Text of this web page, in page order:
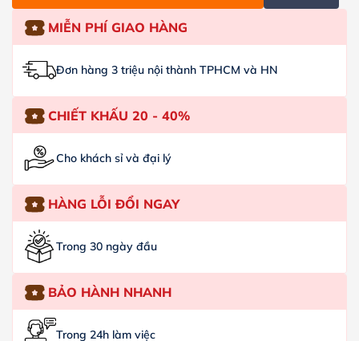
MIỄN PHÍ GIAO HÀNG
Đơn hàng 3 triệu nội thành TPHCM và HN
CHIẾT KHẤU 20 - 40%
Cho khách sỉ và đại lý
HÀNG LỖI ĐỔI NGAY
Trong 30 ngày đầu
BẢO HÀNH NHANH
Trong 24h làm việc